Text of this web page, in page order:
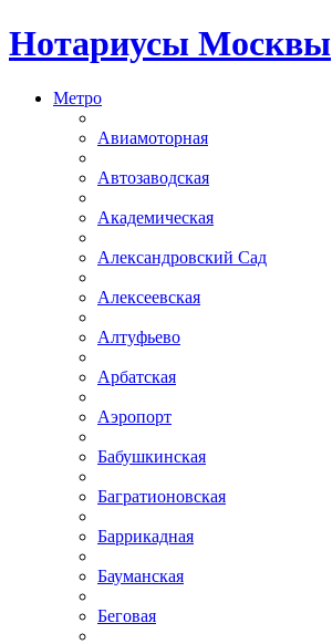
Нотариусы Москвы
Метро
Авиамоторная
Автозаводская
Академическая
Александровский Сад
Алексеевская
Алтуфьево
Арбатская
Аэропорт
Бабушкинская
Багратионовская
Баррикадная
Бауманская
Беговая